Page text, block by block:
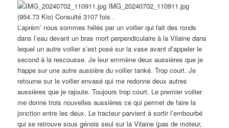
IMG_20240702_110911.jpg
(954.73 Kio) Consulté 3107 fois .
L’aprèm’ nous sommes hélés par un voilier qui fait des ronds
dans l’eau devant un bras mort perpendiculaire à la Vilaine dans
lequel un autre voilier s’est posé sur la vase avant d’appeler le
second à la rescousse. Je leur emmène deux aussières que je
frappe sur une autre aussière du voilier tanké. Trop court. Je
retourne sur le voilier envasé qui me redonne deux autres
aussières que je rajoute. Toujours trop court. Le premier voilier
me donne trois nouvelles aussières ce qui permet de faire la
jonction entre les deux. Le tracteur parvient à sortir l’embourbé
qui se retrouve sous génois seul sur la Vilaine (pas de moteur,